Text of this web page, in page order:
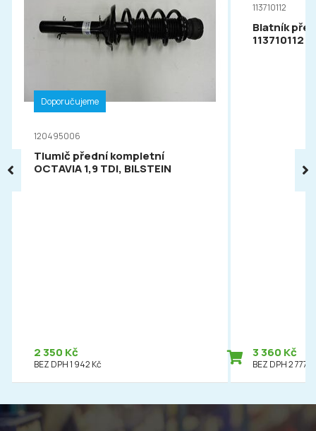
Doporučujeme
120495006
Tlumič přední kompletní
OCTAVIA 1,9 TDI, BILSTEIN
2 350 Kč
BEZ DPH 1 942 Kč
113710112
Blatník
113710112
3 360 Kč
BEZ DPH 2 777